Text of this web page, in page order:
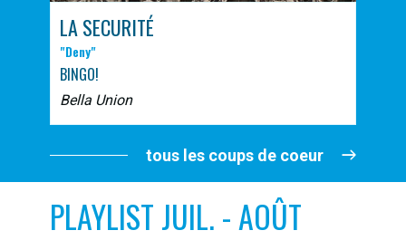
LA SECURITÉ
"Deny"
BINGO!
Bella Union
tous les coups de coeur
PLAYLIST JUIL. - AOÛT